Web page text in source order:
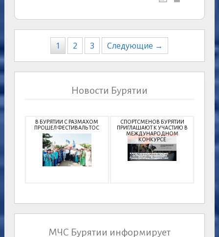
Навигация
1 2 3 Следующие →
Новости Бурятии
В БУРЯТИИ С РАЗМАХОМ
ПРОШЕЛ ФЕСТИВАЛЬ ТОС
СПОРТСМЕНОВ БУРЯТИИ
ПРИГЛАШАЮТ К УЧАСТИЮ В
МЕЖДУНАРОДНОМ
КОНКУРСЕ
МЧС Бурятии информирует